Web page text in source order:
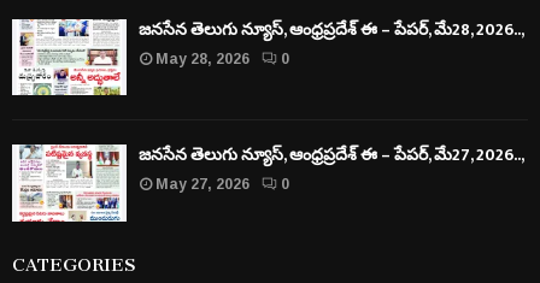
జనసేన తెలుగు న్యూస్, ఆంధ్రప్రదేశ్ ఈ – పేపర్, మే28, 2026..,
May 28, 2026
0
జనసేన తెలుగు న్యూస్, ఆంధ్రప్రదేశ్ ఈ – పేపర్, మే27, 2026..,
May 27, 2026
0
CATEGORIES